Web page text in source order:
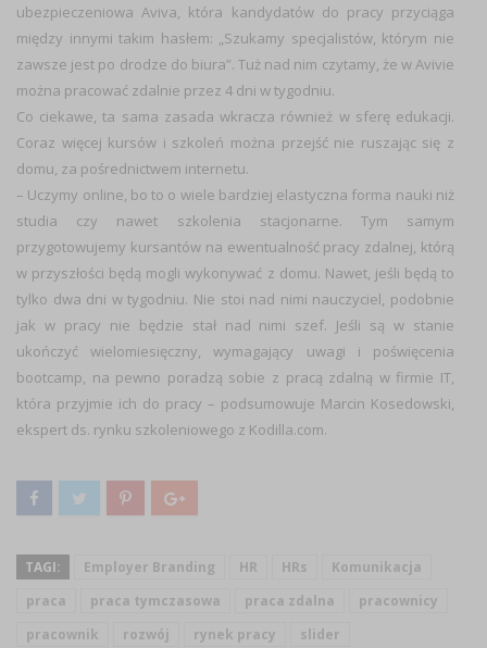
ubezpieczeniowa Aviva, która kandydatów do pracy przyciąga
między innymi takim hasłem: „ Szukamy specjalistów, którym nie
zawsze jest po drodze do biura”. Tuż nad nim czytamy, że w Avivie
można pracować zdalnie przez 4 dni w tygodniu.
Co ciekawe, ta sama zasada wkracza również w sferę edukacji.
Coraz więcej kursów i szkoleń można przejść nie ruszając się z
domu, za pośrednictwem internetu.
– Uczymy online, bo to o wiele bardziej elastyczna forma nauki niż
studia czy nawet szkolenia stacjonarne. Tym samym
przygotowujemy kursantów na ewentualność pracy zdalnej, którą
w przyszłości będą mogli wykonywać z domu. Nawet, jeśli będą to
tylko dwa dni w tygodniu. Nie stoi nad nimi nauczyciel, podobnie
jak w pracy nie będzie stał nad nimi szef. Jeśli są w stanie
ukończyć wielomiesięczny, wymagający uwagi i poświęcenia
bootcamp, na pewno poradzą sobie z pracą zdalną w firmie IT,
która przyjmie ich do pracy – podsumowuje Marcin Kosedowski,
ekspert ds. rynku szkoleniowego z Kodilla.com.
TAGI: Employer Branding HR HRs
Komunikacja
praca
praca tymczasowa praca zdalna
pracownicy
pracownik
rozwój rynek pracy
slider